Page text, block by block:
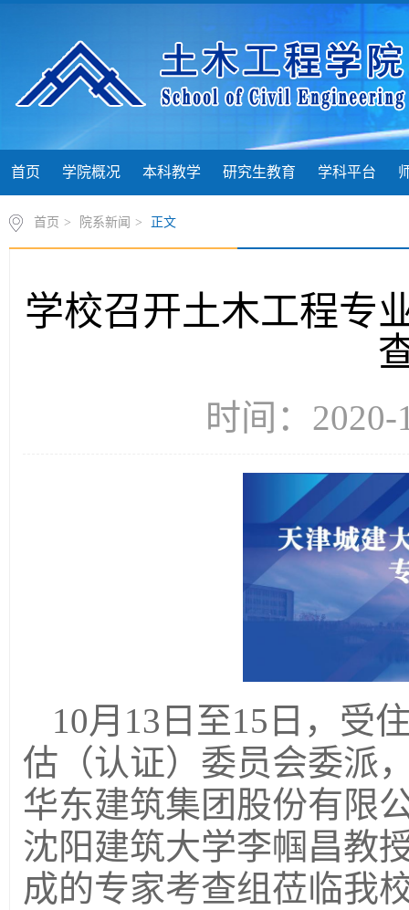
首页 学院概况 本科教学 研究生教育 学科平台
首页 > 院系新闻 > 正文
学校召开土木工程专
时间：
10月13日至15日，受
估（认证）委员会委派
华东建筑集团股份有限
沈阳建筑大学李帼昌教
成的专家考查组莅临我